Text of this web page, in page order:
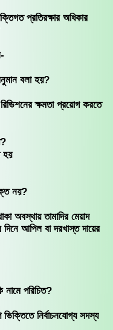
প্রতিরক্ষার অধিকার
বলা হয়?
ক্ষমতা প্রয়োগ করতে
হয়
নয়?
অবস্থায় তামাদির মেয়াদ
আপিল বা দরখাস্ত দায়ের
নামে পরিচিত?
নির্বাচনযোগ্য সদস্য